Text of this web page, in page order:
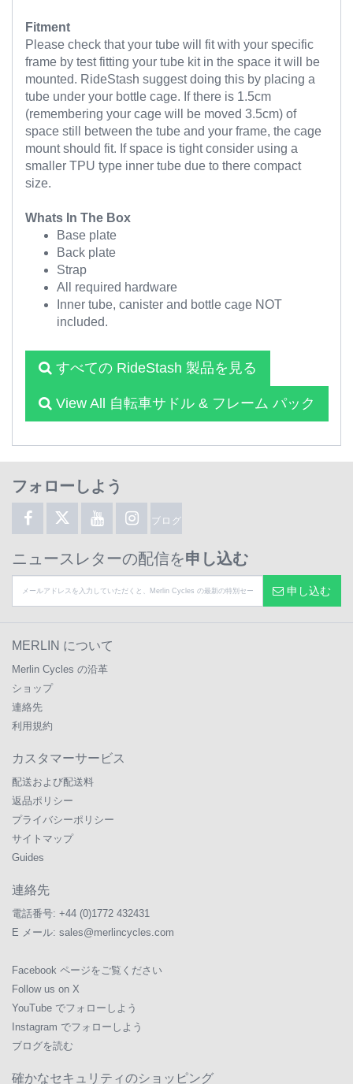
Fitment
Please check that your tube will fit with your specific
frame by test fitting your tube kit in the space it will be
mounted. RideStash suggest doing this by placing a
tube under your bottle cage. If there is 1.5cm
(remembering your cage will be moved 3.5cm) of
space still between the tube and your frame, the cage
mount should fit. If space is tight consider using a
smaller TPU type inner tube due to there compact
size.
Whats In The Box
Base plate
Back plate
Strap
All required hardware
Inner tube, canister and bottle cage NOT
included.
すべての RideStash 製品を見る
View All 自転車サドル & フレーム パック
フォローしよう
ブログ
ニュースレターの配信を申し込む
申し込む
MERLIN について
Merlin Cycles の沿革
ショップ
連絡先
利用規約
カスタマーサービス
配送および配送料
返品ポリシー
プライバシーポリシー
サイトマップ
Guides
連絡先
電話番号: +44 (0)1772 432431
E メール: sales@merlincycles.com
Facebook ページをご覧ください
Follow us on X
YouTube でフォローしよう
Instagram でフォローしよう
ブログを読む
確かなセキュリティのショッピング